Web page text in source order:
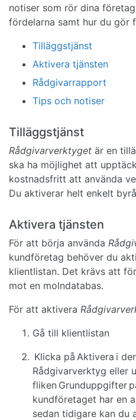
notiser som rör dina
fördelarna samt hur du gör
Tilläggstjänst
Aktivera tjänsten
Rådgivarrapport
Tips och notiser
Tilläggstjänst
Rådgivarverktyget är en
ska ha möjlighet att
kostnadsfritt att använda
Du aktiverar helt enkelt
Aktivera tjänsten
För att börja använda
kundföretag behöver du
klientlistan. Det krävs att
mot en molndatabas.
För att aktivera
Gå till klientlistan
Klicka på Aktivera i
Rådgivarverktyg eller
fliken Grunduppgifter
kundföretaget har en
sedan tidigare kan du